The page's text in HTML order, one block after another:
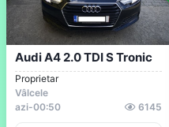
Audi A4 2.0 TDI S Tronic
Proprietar
Vâlcele
azi-00:50 6145